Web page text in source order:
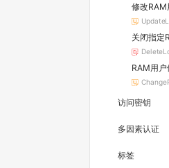
修改RAM
关闭指定
RAM用
访问密钥
多因素认证
标签